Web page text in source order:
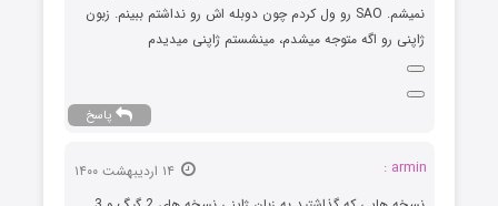
نمیشم. SAO رو ول کردم چون دوبله اش رو نداشتم ببینم. زبون
ژاپنی رو اگه متوجه میشدم، مینشستم ژاپنی میدیدم
پاسخ
armin :